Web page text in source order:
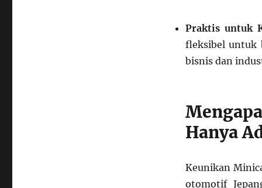
Praktis untuk
fleksibel untuk
bisnis dan
Hanya
Keunikan
otomotif